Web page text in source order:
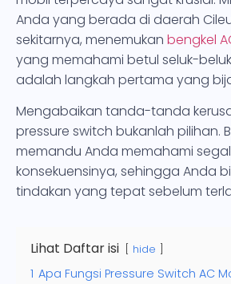
Anda yang berada di daerah
sekitarnya, menemukan bengkel
yang memahami betul seluk-
adalah langkah pertama yang
Mengabaikan tanda-tanda
pressure switch bukanlah pilihan.
memandu Anda memahami
konsekuensinya, sehingga Anda
tindakan yang tepat sebelum
Lihat Daftar isi hide
1 Apa Fungsi Pressure Switch AC